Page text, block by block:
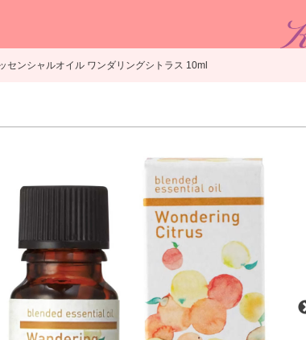
センシャルオイル ワンダリングシトラス 10ml